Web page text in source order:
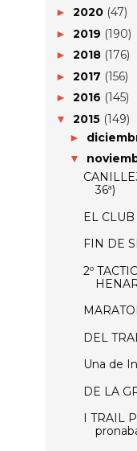
► 2020 (47)
► 2019 (190)
► 2018 (176)
► 2017 (156)
► 2016 (145)
▼ 2015 (149)
►
▼
36ª)
EL
FIN DE
2º
DEL
Una de
DE LA
I TRAIL